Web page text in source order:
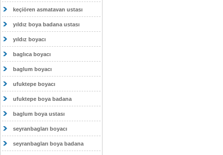
keçiören asmatavan ustası
yıldız boya badana ustası
yıldız boyacı
baglıca boyacı
baglum boyacı
ufuktepe boyacı
ufuktepe boya badana
baglum boya ustası
seyranbagları boyacı
seyranbagları boya badana